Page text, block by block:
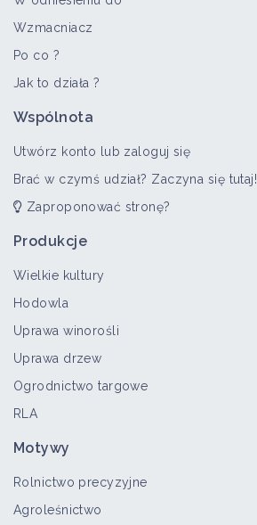
Wzmacniacz
Po co ?
Jak to działa ?
Wspólnota
Utwórz konto lub zaloguj się
Brać w czymś udział? Zaczyna się tutaj!
Zaproponować stronę?
Produkcje
Wielkie kultury
Hodowla
Uprawa winorośli
Uprawa drzew
Ogrodnictwo targowe
RLA
Motywy
Rolnictwo precyzyjne
Agroleśnictwo